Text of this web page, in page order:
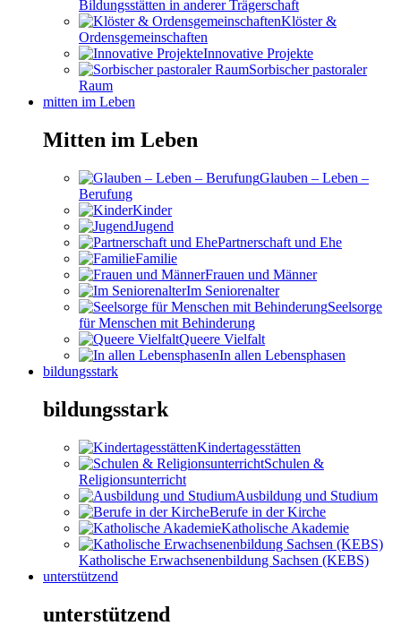
Bildungsstätten in anderer Trägerschaft
Klöster &
Ordensgemeinschaften
Innovative Projekte
Sorbischer pastoraler
Raum
mitten im Leben
Mitten im Leben
Glauben – Leben –
Berufung
Kinder
Jugend
Partnerschaft und Ehe
Familie
Frauen und Männer
Im Seniorenalter
Seelsorge
für Menschen mit Behinderung
Queere Vielfalt
In allen Lebensphasen
bildungsstark
bildungsstark
Kindertagesstätten
Schulen &
Religionsunterricht
Ausbildung und Studium
Berufe in der Kirche
Katholische Akademie
Katholische Erwachsenenbildung Sachsen (KEBS)
unterstützend
unterstützend